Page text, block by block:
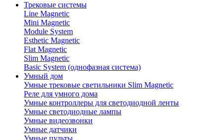
Трековые системы
Line Magnetic
Mini Magnetic
Module System
Esthetic Magnetic
Flat Magnetic
Slim Magnetic
Basic System (однофазная система)
Умный дом
Умные трековые светильники Slim Magnetic
Реле для умного дома
Умные контроллеры для светодиодной ленты
Умные светодиодные лампы
Умные видеозвонки
Умные датчики
Умные пульты